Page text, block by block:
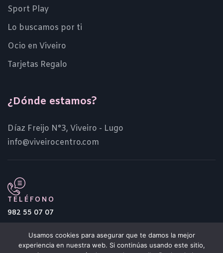
Sport Play
Lo buscamos por ti
Ocio en Viveiro
Tarjetas Regalo
¿Dónde estamos?
Díaz Freijo N°3, Viveiro - Lugo
info@viveirocentro.com
TELÉFONO
982 55 07 07
Usamos cookies para asegurar que te damos la mejor
experiencia en nuestra web. Si continúas usando este sitio,